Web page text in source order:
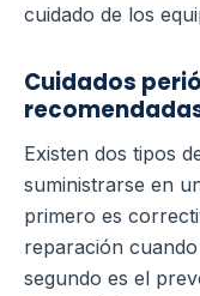
cuidado de los
Cuidados
Existen dos tipos
suministrarse en
primero es
reparación
segundo es el